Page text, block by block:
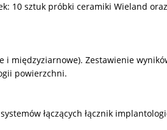
10 sztuk próbki ceramiki Wieland
międzyziarnowe). Zestawienie
powierzchni.
łączących łącznik